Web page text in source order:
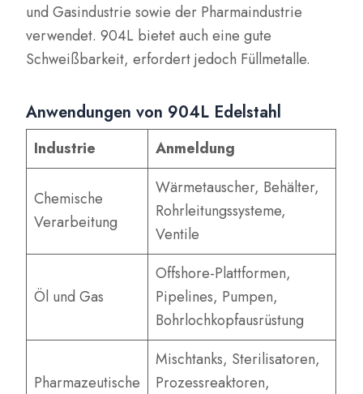
und Gasindustrie sowie der Pharmaindustrie
verwendet. 904L bietet auch eine gute
Schweißbarkeit, erfordert jedoch Füllmetalle.
Anwendungen von 904L Edelstahl
Industrie Anmeldung
Chemische
Verarbeitung
Wärmetauscher, Behälter,
Rohrleitungssysteme,
Ventile
Öl und Gas
Offshore-Plattformen,
Pipelines, Pumpen,
Bohrlochkopfausrüstung
Pharmazeutische
Mischtanks, Sterilisatoren,
Prozessreaktoren,